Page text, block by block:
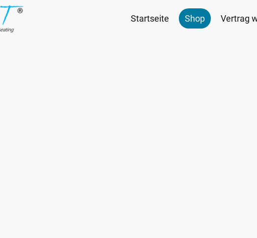
Startseite Shop Vertrag